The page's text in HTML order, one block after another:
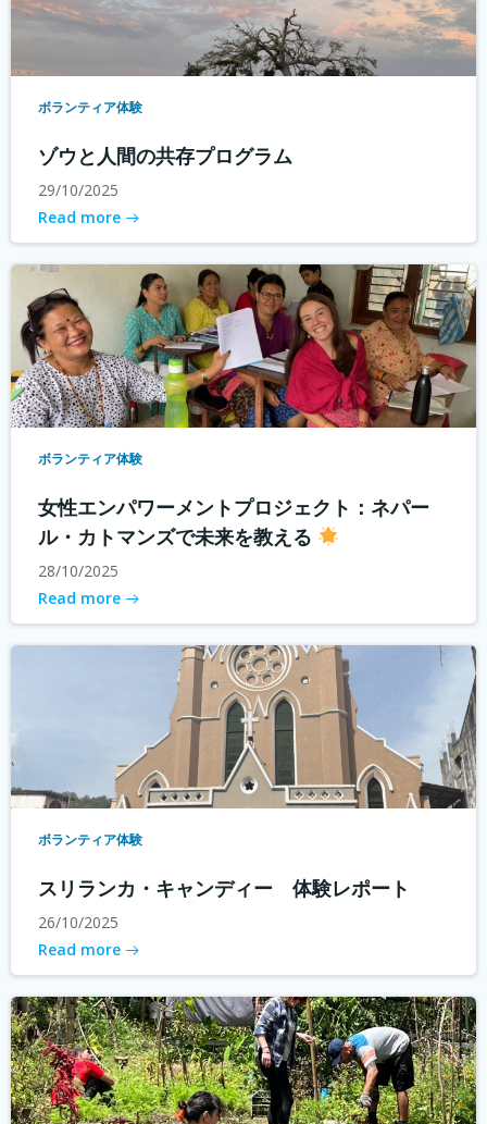
ボランティア体験
ゾウと人間の共存プログラム
29/10/2025
Read more
ボランティア体験
女性エンパワーメントプロジェクト：ネパー
ル・カトマンズで未来を教える
28/10/2025
Read more
ボランティア体験
スリランカ・キャンディー 体験レポート
26/10/2025
Read more